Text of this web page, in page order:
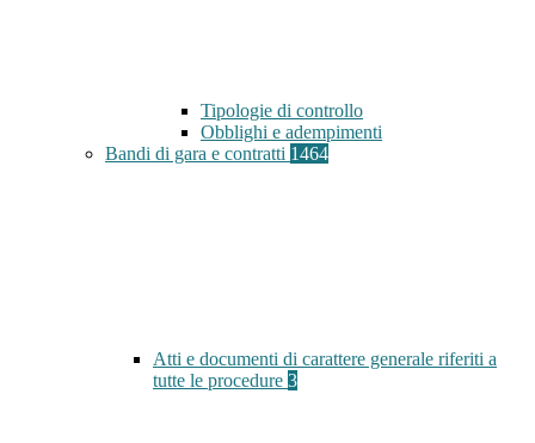
Tipologie di controllo
Obblighi e adempimenti
Bandi di gara e contratti 1464
Atti e documenti di carattere generale riferiti a
tutte le procedure 3